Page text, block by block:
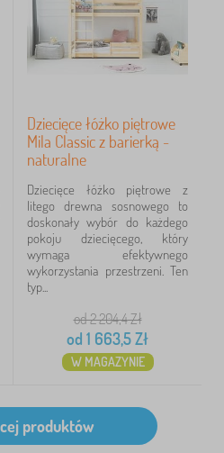
Dziecięce łóżko piętrowe
Mila Classic z barierką -
naturalne
Dziecięce łóżko piętrowe z
litego drewna sosnowego to
doskonały wybór do każdego
pokoju dziecięcego, który
wymaga efektywnego
wykorzystania przestrzeni. Ten
typ...
od 2 204,4Zł
od 1 663,5Zł
W MAGAZYNIE